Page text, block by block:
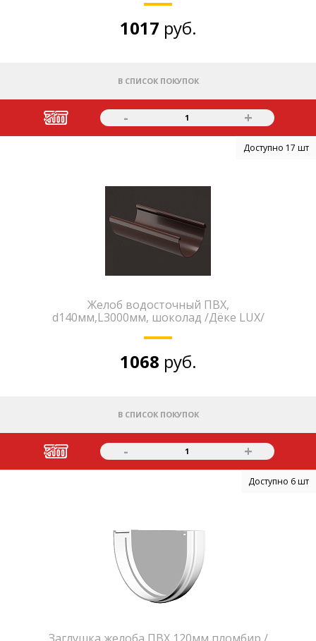
1017 руб.
В СПИСОК ПОКУПОК
- 1 +
Доступно 17 шт
Желоб водосточный ПВХ,
d140мм,L3000мм, шоколад /Дёке LUX/
1068 руб.
В СПИСОК ПОКУПОК
- 1 +
Доступно 6 шт